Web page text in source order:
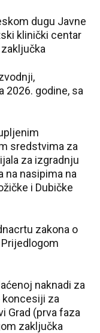
dugu Javne
klinički centar
2026. godine, sa
sredstvima za
za izgradnju
na nasipima na
i Dubičke
zakona o
naknadi za
koncesiji za
Grad (prva faza
zaključka